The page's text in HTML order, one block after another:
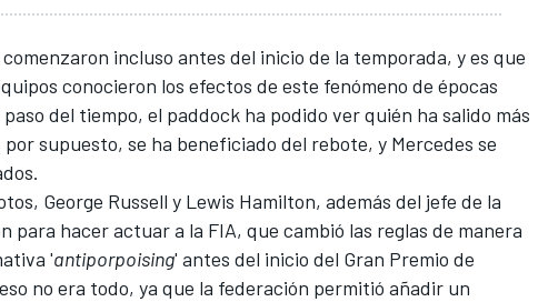
comenzaron incluso antes del inicio de la temporada, y es que
conocieron los efectos de este fenómeno de épocas
paso del tiempo, el paddock ha podido ver quién ha salido más
supuesto, se ha beneficiado del rebote, y Mercedes se
George Russell y Lewis Hamilton, además del jefe de la
para hacer actuar a la FIA, que cambió las reglas de manera
'antiporpoising' antes del inicio del Gran Premio de
no era todo, ya que la federación permitió añadir un